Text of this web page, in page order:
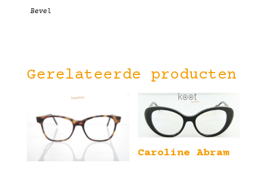
Bevel
Gerelateerde producten
Caroline Abram